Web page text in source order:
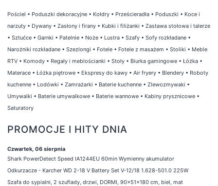
Pościel • Poduszki dekoracyjne • Kołdry • Prześcieradła • Poduszki • Koce i
narzuty • Dywany • Zasłony i firany • Kubki i filiżanki • Zastawa stołowa i talerze
• Sztućce • Garnki • Patelnie • Noże • Lustra • Szafy • Sofy rozkładane •
Narożniki rozkładane • Szezlongi • Fotele • Fotele z masażem • Stoliki • Meble
RTV • Komody • Regały i meblościanki • Stoły • Biurka gamingowe • Łóżka •
Materace • Łóżka piętrowe • Ekspresy do kawy • Air fryery • Blendery • Roboty
kuchenne • Lodówki • Zamrażarki • Baterie kuchenne • Zlewozmywaki •
Umywalki • Baterie umywalkowe • Baterie wannowe • Kabiny prysznicowe •
Saturatory
PROMOCJE I HITY DNIA
Czwartek, 06 sierpnia
Shark PowerDetect Speed IA1244EU 60min Wymienny akumulator
Odkurzacze - Karcher WD 2-18 V Battery Set V-12/18 1.628-501.0 225W
Szafa do sypialni, 2 szuflady, drzwi, DORMI, 90x51x180 cm, biel, mat